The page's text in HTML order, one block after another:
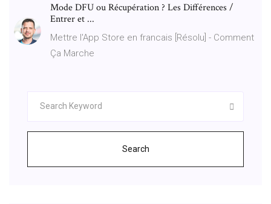
Mode DFU ou Récupération ? Les Différences /
Entrer et ...
Mettre l'App Store en francais [Résolu] - Comment
Ça Marche
Search